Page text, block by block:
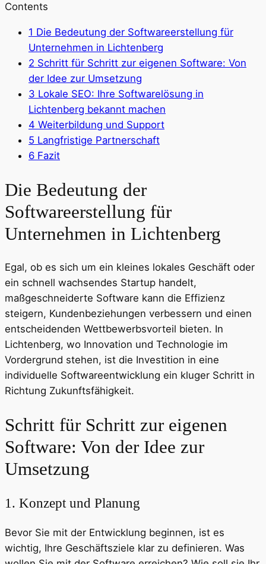
Contents
1 Die Bedeutung der Softwareerstellung für
Unternehmen in Lichtenberg
2 Schritt für Schritt zur eigenen Software: Von
der Idee zur Umsetzung
3 Lokale SEO: Ihre Softwarelösung in
Lichtenberg bekannt machen
4 Weiterbildung und Support
5 Langfristige Partnerschaft
6 Fazit
Die Bedeutung der
Softwareerstellung für
Unternehmen in Lichtenberg
Egal, ob es sich um ein kleines lokales Geschäft oder
ein schnell wachsendes Startup handelt,
maßgeschneiderte Software kann die Effizienz
steigern, Kundenbeziehungen verbessern und einen
entscheidenden Wettbewerbsvorteil bieten. In
Lichtenberg, wo Innovation und Technologie im
Vordergrund stehen, ist die Investition in eine
individuelle Softwareentwicklung ein kluger Schritt in
Richtung Zukunftsfähigkeit.
Schritt für Schritt zur eigenen
Software: Von der Idee zur
Umsetzung
1. Konzept und Planung
Bevor Sie mit der Entwicklung beginnen, ist es
wichtig, Ihre Geschäftsziele klar zu definieren. Was